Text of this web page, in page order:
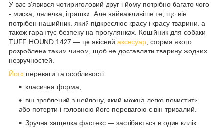
У вас з'явився чотириголовий друг і йому потрібно багато чого
- миска, лялечка, іграшки. Але найважливіше те, що він
потрібен нашийник, який підкреслює красу і красу тварини, а
також гарантує безпеку на прогулянках. Кошійник для собаки
TUFF HOUND 1427 — це якісний аксесуар, форма якого
розроблена таким чином, щоб не доставляти тварину жодних
незручностей.
Його переваги та особливості:
класична форма;
він зроблений з нейлону, який можна легко почистити
або потерти і головною його перевагою є він тривалий.
Зручна защелка фастекс — застібається в один кллік;